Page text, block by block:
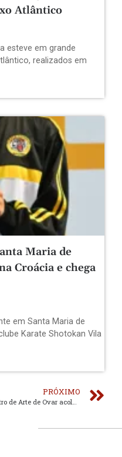
Atlântico
esteve em grande
realizados em
Maria de
Croácia e chega
em Santa Maria de
Karate Shotokan Vila
PRÓXIMO